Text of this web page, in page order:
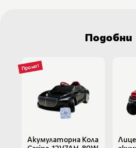
Подобни
Промо!
Акумулаторна Кола